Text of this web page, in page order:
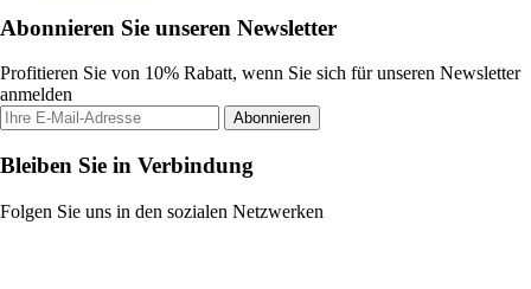
Abonnieren Sie unseren Newsletter
Profitieren Sie von 10% Rabatt, wenn Sie sich für unseren Newsletter
anmelden
Abonnieren
Bleiben Sie in Verbindung
Folgen Sie uns in den sozialen Netzwerken